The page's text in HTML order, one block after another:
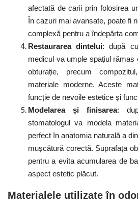
afectată de carii prin folosirea
În cazuri mai avansate, poate fi
complexă pentru a îndepărta
Restaurarea dintelui: după
medicul va umple spațiul rămas
obturație, precum
materiale moderne. Aceste
funcție de nevoile estetice și
Modelarea și finisarea:
stomatologul va modela
perfect în anatomia naturală a
mușcătură corectă. Suprafața
pentru a evita acumularea de
aspect estetic plăcut.
Materialele utilizate în